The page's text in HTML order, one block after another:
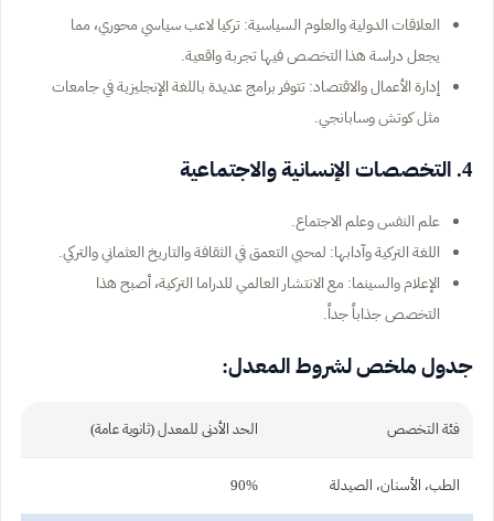
العلاقات الدولية والعلوم السياسية: تركيا لاعب سياسي محوري، مما
يجعل دراسة هذا التخصص فيها تجربة واقعية.
إدارة الأعمال والاقتصاد: تتوفر برامج عديدة باللغة الإنجليزية في جامعات
مثل كوتش وسابانجي.
4. التخصصات الإنسانية والاجتماعية
علم النفس وعلم الاجتماع.
اللغة التركية وآدابها: لمحبي التعمق في الثقافة والتاريخ العثماني والتركي.
الإعلام والسينما: مع الانتشار العالمي للدراما التركية، أصبح هذا
التخصص جذاباً جداً.
جدول ملخص لشروط المعدل:
فئة التخصص الحد الأدنى للمعدل (ثانوية عامة)
الطب، الأسنان، الصيدلة 90%